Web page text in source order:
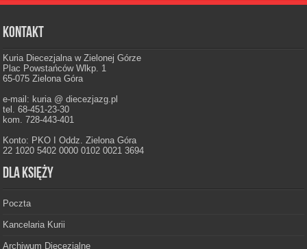
Kontakt
Kuria Diecezjalna w Zielonej Górze
Plac Powstańców Wlkp. 1
65-075 Zielona Góra
e-mail: kuria @ diecezjazg.pl
tel. 68-451-23-30
kom. 728-443-401
Konto: PKO I Oddz. Zielona Góra
22 1020 5402 0000 0102 0021 3694
Dla księży
Poczta
Kancelaria Kurii
Archiwum Diecezjalne